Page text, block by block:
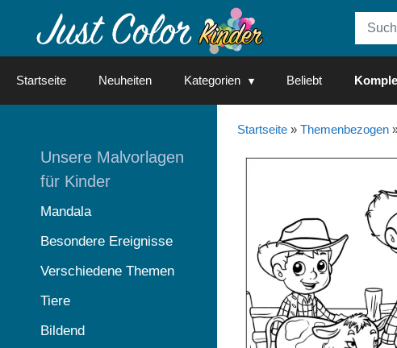
Startseite Neuheiten Kategorien Beliebt
Startseite» Themenbezogen
Unsere Malvorlagen
für Kinder
Mandala
Besondere Ereignisse
Verschiedene Themen
Tiere
Bildend